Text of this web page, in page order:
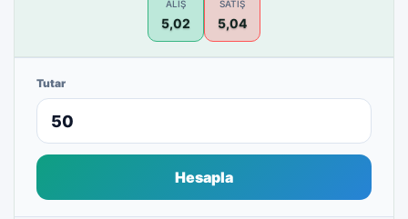
ALIŞ
5,02
SATIŞ
5,04
Tutar
Hesapla